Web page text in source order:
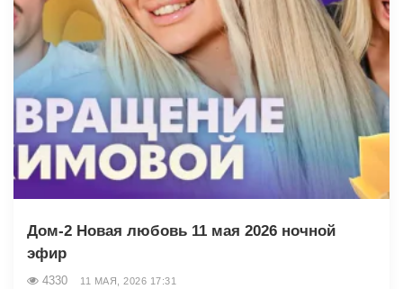
Дом-2 Новая любовь 11 мая 2026 ночной
эфир
4330 11 МАЯ, 2026 17:31